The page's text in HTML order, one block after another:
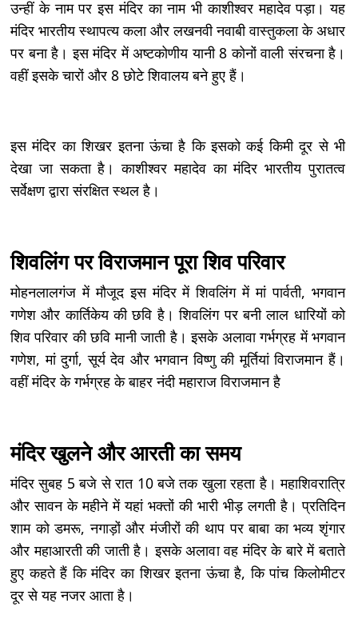
उन्हीं के नाम पर इस मंदिर का नाम भी काशीश्वर महादेव पड़ा। यह
मंदिर भारतीय स्थापत्य कला और लखनवी नवाबी वास्तुकला के अधार
पर बना है। इस मंदिर में अष्टकोणीय यानी 8 कोनों वाली संरचना है।
वहीं इसके चारों और 8 छोटे शिवालय बने हुए हैं।
इस मंदिर का शिखर इतना ऊंचा है कि इसको कई किमी दूर से भी
देखा जा सकता है। काशीश्वर महादेव का मंदिर भारतीय पुरातत्व
सर्वेक्षण द्वारा संरक्षित स्थल है।
शिवलिंग पर विराजमान पूरा शिव परिवार
मोहनलालगंज में मौजूद इस मंदिर में शिवलिंग में मां पार्वती, भगवान
गणेश और कार्तिकेय की छवि है। शिवलिंग पर बनी लाल धारियों को
शिव परिवार की छवि मानी जाती है। इसके अलावा गर्भग्रह में भगवान
गणेश, मां दुर्गा, सूर्य देव और भगवान विष्णु की मूर्तियां विराजमान हैं।
वहीं मंदिर के गर्भग्रह के बाहर नंदी महाराज विराजमान है
मंदिर खुलने और आरती का समय
मंदिर सुबह 5 बजे से रात 10 बजे तक खुला रहता है। महाशिवरात्रि
और सावन के महीने में यहां भक्तों की भारी भीड़ लगती है। प्रतिदिन
शाम को डमरू, नगाड़ों और मंजीरों की थाप पर बाबा का भव्य शृंगार
और महाआरती की जाती है। इसके अलावा वह मंदिर के बारे में बताते
हुए कहते हैं कि मंदिर का शिखर इतना ऊंचा है, कि पांच किलोमीटर
दूर से यह नजर आता है।